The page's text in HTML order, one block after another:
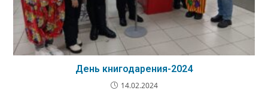
День книгодарения-2024
14.02.2024